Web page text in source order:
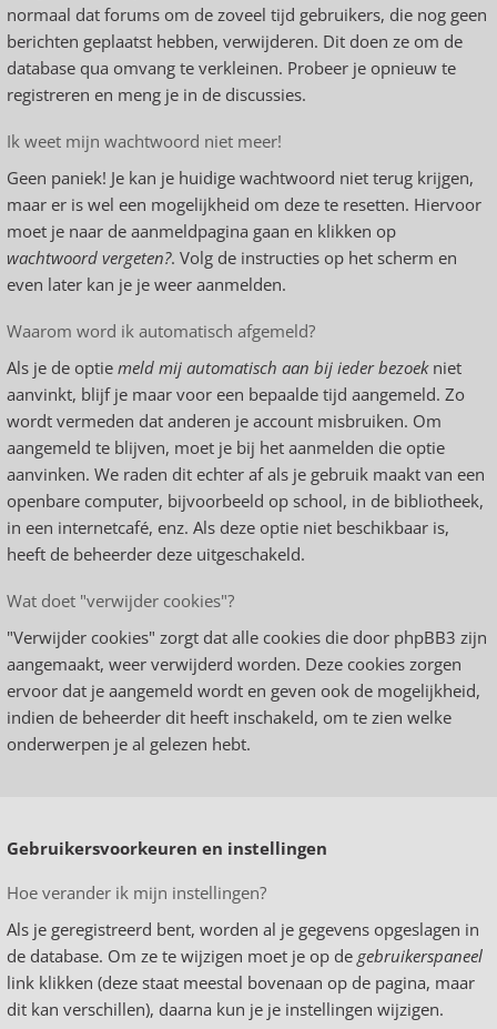
normaal dat forums om de zoveel tijd gebruikers, die nog geen
berichten geplaatst hebben, verwijderen. Dit doen ze om de
database qua omvang te verkleinen. Probeer je opnieuw te
registreren en meng je in de discussies.
Ik weet mijn wachtwoord niet meer!
Geen paniek! Je kan je huidige wachtwoord niet terug krijgen,
maar er is wel een mogelijkheid om deze te resetten. Hiervoor
moet je naar de aanmeldpagina gaan en klikken op
wachtwoord vergeten?. Volg de instructies op het scherm en
even later kan je je weer aanmelden.
Waarom word ik automatisch afgemeld?
Als je de optie meld mij automatisch aan bij ieder bezoekniet
aanvinkt, blijf je maar voor een bepaalde tijd aangemeld. Zo
wordt vermeden dat anderen je account misbruiken. Om
aangemeld te blijven, moet je bij het aanmelden die optie
aanvinken. We raden dit echter af als je gebruik maakt van een
openbare computer, bijvoorbeeld op school, in de bibliotheek,
in een internetcafé, enz. Als deze optie niet beschikbaar is,
heeft de beheerder deze uitgeschakeld.
Wat doet "verwijder cookies"?
"Verwijder cookies" zorgt dat alle cookies die door phpBB3 zijn
aangemaakt, weer verwijderd worden. Deze cookies zorgen
ervoor dat je aangemeld wordt en geven ook de mogelijkheid,
indien de beheerder dit heeft inschakeld, om te zien welke
onderwerpen je al gelezen hebt.
Gebruikersvoorkeuren en instellingen
Hoe verander ik mijn instellingen?
Als je geregistreerd bent, worden al je gegevens opgeslagen in
de database. Om ze te wijzigen moet je op de gebruikerspaneel
link klikken (deze staat meestal bovenaan op de pagina, maar
dit kan verschillen), daarna kun je je instellingen wijzigen.